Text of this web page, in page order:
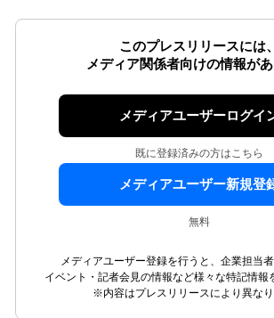
このプレスリリースには、
メディア関係者向けの情報が
メディアユーザーログイ
既に登録済みの方はこちら
メディアユーザー新規登
無料
メディアユーザー登録を行うと、企業担当者
イベント・記者会見の情報など様々な特記情報
※内容はプレスリリースにより異なり